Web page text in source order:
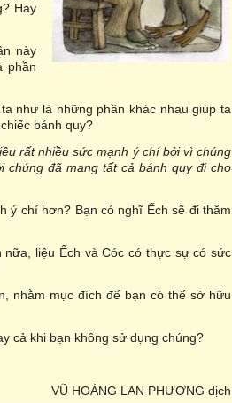
Hay
này
phần
như là những phần khác nhau giúp ta
bánh quy?
rất nhiều sức mạnh ý chí bởi vì chúng
chúng đã mang tất cả bánh quy đi cho
ý chí hơn? Bạn có nghĩ Ếch sẽ đi thăm
liệu Ếch và Cóc có thực sự có sức
nhằm mục đích để bạn có thể sở hữu
cả khi bạn không sử dụng chúng?
VŨ HOÀNG LAN PHƯƠNG dịch